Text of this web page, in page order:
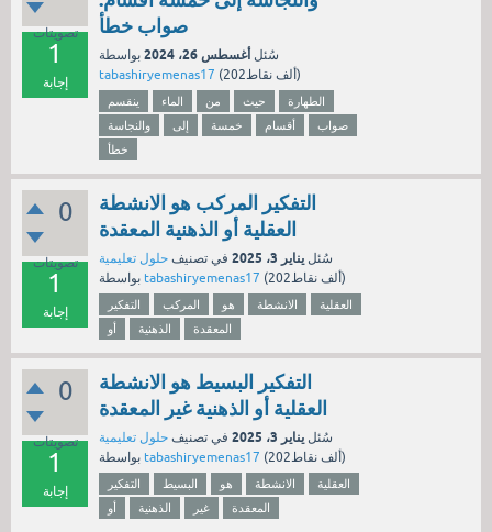
تصويتات
1
إجابة
صواب خطأ
سُئل أغسطس 26، 2024
بواسطة
tabashiryemenas17 ( 202ألفنقاط)
ينقسم الماء من حيث
الطهارة
والنجاسة
إلى خمسة أقسام
صواب
خطأ
0
تصويتات
1
إجابة
التفكير المركب هو الانشطة
العقلية أو الذهنية المعقدة
سُئل يناير 3، 2025 في تصنيف حلول تعليمية
tabashiryemenas17 ( 202ألفنقاط)
التفكير المركب هو الانشطة
العقلية
أو
الذهنية المعقدة
0
تصويتات
1
إجابة
التفكير البسيط هو الانشطة
العقلية أو الذهنية غير المعقدة
سُئل يناير 3، 2025 في تصنيف حلول تعليمية
tabashiryemenas17 ( 202ألفنقاط)
التفكير البسيط هو الانشطة
العقلية
أو
الذهنية غير المعقدة